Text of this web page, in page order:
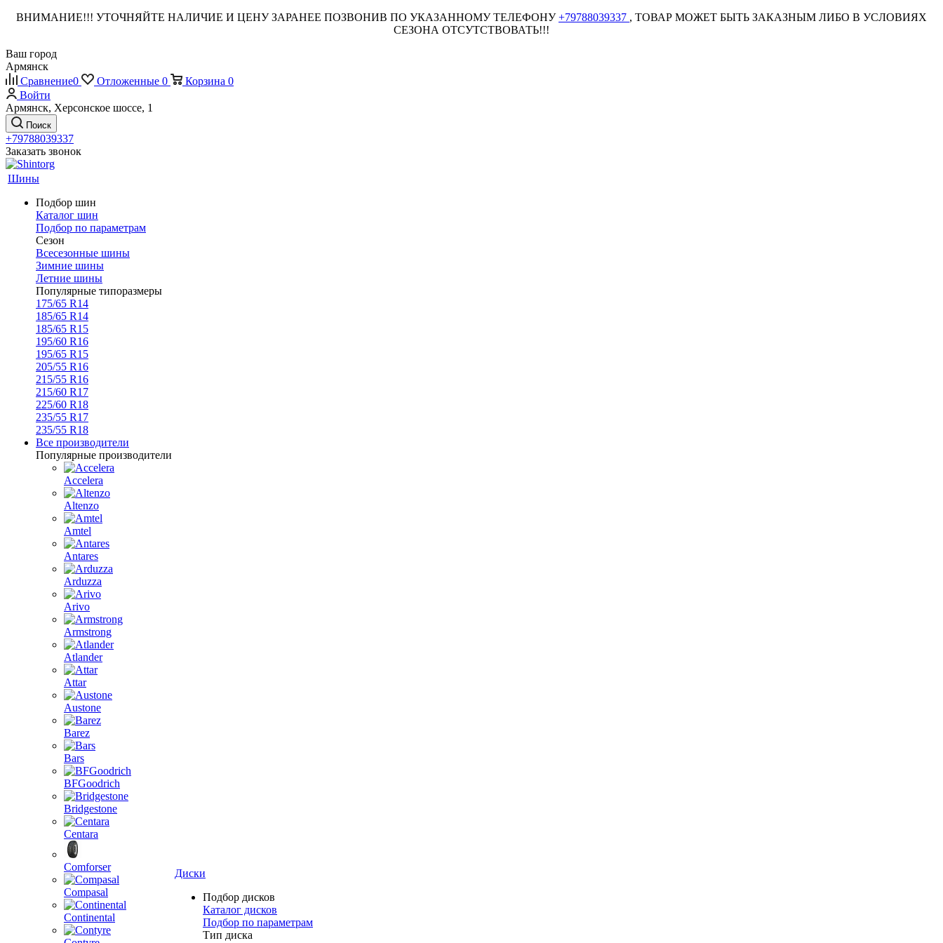
ВНИМАНИЕ!!! УТОЧНЯЙТЕ НАЛИЧИЕ И ЦЕНУ ЗАРАНЕЕ ПОЗВОНИВ ПО УКАЗАННОМУ ТЕЛЕФОНУ+79788039337 , ТОВАР МОЖЕТ БЫТЬ ЗАКАЗНЫМ ЛИБО В УСЛОВИЯХ
СЕЗОНА ОТСУТСТВОВАТЬ!!!
Ваш город
Армянск
Сравнение0 Отложенные 0 Корзина 0
Войти
Армянск, Херсонское шоссе, 1
Поиск
+79788039337
Заказать звонок
Шины
Подбор шин
Каталог шин
Подбор по параметрам
Сезон
Всесезонные шины
Зимние шины
Летние шины
Популярные типоразмеры
175/65 R14
185/65 R14
185/65 R15
195/60 R16
195/65 R15
205/55 R16
215/55 R16
215/60 R17
225/60 R18
235/55 R17
235/55 R18
Все производители
Популярные производители
Accelera
Altenzo
Amtel
Antares
Arduzza
Arivo
Armstrong
Atlander
Attar
Austone
Barez
Bars
BFGoodrich
Bridgestone
Centara
Comforser
Compasal
Continental
Диски
Подбор дисков
Каталог дисков
Подбор по параметрам
Тип диска